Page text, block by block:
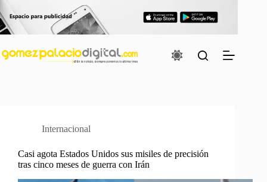
al
contenido
Internacional
Casi agota Estados Unidos sus misiles de precisión
tras cinco meses de guerra con Irán